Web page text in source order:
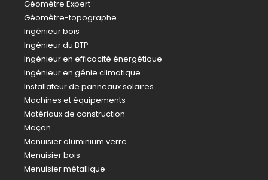
Géomètre Expert
Géomètre-topographe
Ingénieur bois
Ingénieur du BTP
Ingénieur en efficacité énergétique
Ingénieur en génie climatique
Installateur de panneaux solaires
Machines et équipements
Matériaux de construction
Maçon
Menuisier aluminium verre
Menuisier bois
Menuisier métallique